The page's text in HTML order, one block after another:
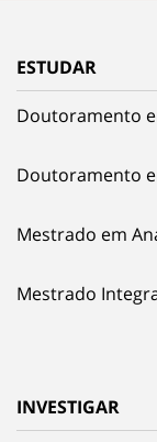
ESTUDAR
Doutoramento
Doutoramento
Mestrado em
Mestrado
INVESTIGAR